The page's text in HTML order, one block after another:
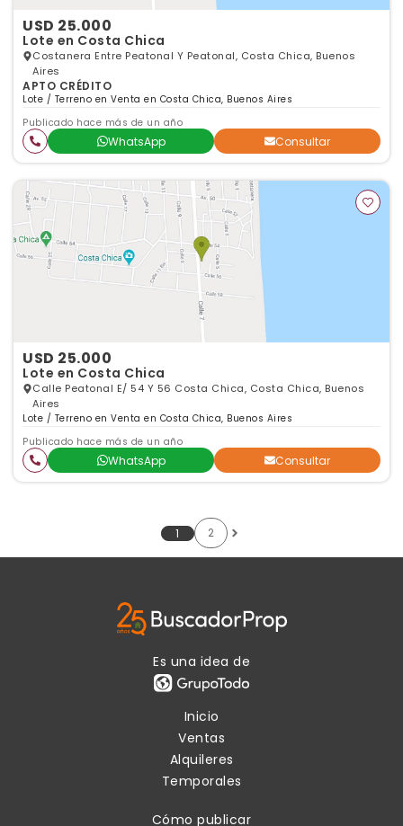
USD 25.000
Lote en Costa Chica
Costanera Entre Peatonal Y Peatonal, Costa Chica, Buenos
Aires
APTO CRÉDITO
Lote / Terreno en Venta en Costa Chica, Buenos Aires
Publicado hace más de un año
WhatsApp Consultar
USD 25.000
Lote en Costa Chica
Calle Peatonal E/ 54 Y 56 Costa Chica, Costa Chica, Buenos
Aires
Lote / Terreno en Venta en Costa Chica, Buenos Aires
Publicado hace más de un año
WhatsApp Consultar
1 2
Es una idea de
Inicio
Ventas
Alquileres
Temporales
Cómo publicar